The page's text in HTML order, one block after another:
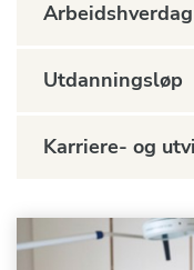
Arbeidshverdag
Utdanningsløp
Karriere- og